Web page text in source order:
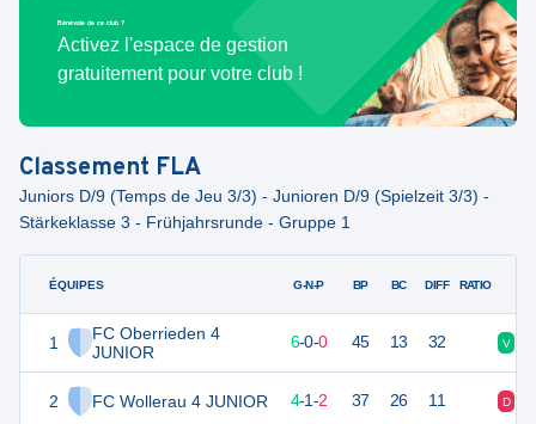
Bénévole de ce club ?
Activez l'espace de gestion
gratuitement pour votre club !
Classement FLA
Juniors D/9 (Temps de Jeu 3/3) - Junioren D/9 (Spielzeit 3/3) -
Stärkeklasse 3 - Frühjahrsrunde - Gruppe 1
ÉQUIPES
1
FC Oberrieden 4
JUNIOR
2 FC Wollerau 4 JUNIOR
G-N-P BP BC DIFF RATIO
18 6-0-0 45 13 32 V
13 7 4-1-2 37 26 11 D